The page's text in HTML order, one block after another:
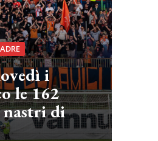
i
le 162
nastri di